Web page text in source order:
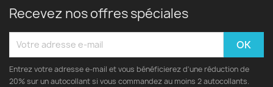
Recevez nos offres spéciales
Entrez votre adresse e-mail et vous bénéficierez d'une réduction de
20% sur un autocollant si vous commandez au moins 2 autocollants.